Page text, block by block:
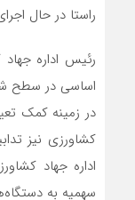
راستا در حال
رئیس اداره
اساسی در سطح
در زمینه کمک
کشاورزی نیز
اداره جهاد
سهمیه به